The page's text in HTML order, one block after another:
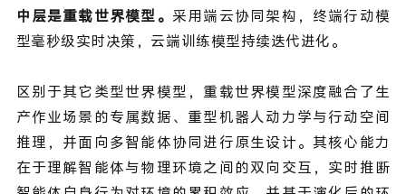
中层是重载世界模型。 采用端云协同架构，终端行动模
型毫秒级实时决策，云端训练模型持续迭代进化。
区别于其它类型世界模型，重载世界模型深度融合了生
产作业场景的专属数据、重型机器人动力学与行动空间
推理，并面向多智能体协同进行原生设计。其核心能力
在于理解智能体与物理环境之间的双向交互，实时推断